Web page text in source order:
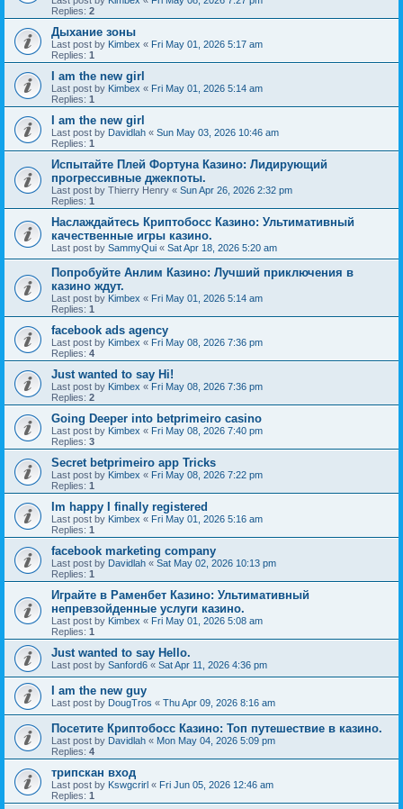
Replies: 2
Дыхание зоны
Last post by Kimbex « Fri May 01, 2026 5:17 am
Replies: 1
I am the new girl
Last post by Kimbex « Fri May 01, 2026 5:14 am
Replies: 1
I am the new girl
Last post by Davidlah « Sun May 03, 2026 10:46 am
Replies: 1
Испытайте Плей Фортуна Казино: Лидирующий
прогрессивные джекпоты.
Last post by Thierry Henry « Sun Apr 26, 2026 2:32 pm
Replies: 1
Наслаждайтесь Криптобосс Казино: Ультимативный
качественные игры казино.
Last post by SammyQui « Sat Apr 18, 2026 5:20 am
Попробуйте Анлим Казино: Лучший приключения в
казино ждут.
Last post by Kimbex « Fri May 01, 2026 5:14 am
Replies: 1
facebook ads agency
Last post by Kimbex « Fri May 08, 2026 7:36 pm
Replies: 4
Just wanted to say Hi!
Last post by Kimbex « Fri May 08, 2026 7:36 pm
Replies: 2
Going Deeper into betprimeiro casino
Last post by Kimbex « Fri May 08, 2026 7:40 pm
Replies: 3
Secret betprimeiro app Tricks
Last post by Kimbex « Fri May 08, 2026 7:22 pm
Replies: 1
Im happy I finally registered
Last post by Kimbex « Fri May 01, 2026 5:16 am
Replies: 1
facebook marketing company
Last post by Davidlah « Sat May 02, 2026 10:13 pm
Replies: 1
Играйте в Раменбет Казино: Ультимативный
непревзойденные услуги казино.
Last post by Kimbex « Fri May 01, 2026 5:08 am
Replies: 1
Just wanted to say Hello.
Last post by Sanford6 « Sat Apr 11, 2026 4:36 pm
I am the new guy
Last post by DougTros « Thu Apr 09, 2026 8:16 am
Посетите Криптобосс Казино: Топ путешествие в казино.
Last post by Davidlah « Mon May 04, 2026 5:09 pm
Replies: 4
трипскан вход
Last post by Kswgcrirl « Fri Jun 05, 2026 12:46 am
Replies: 1